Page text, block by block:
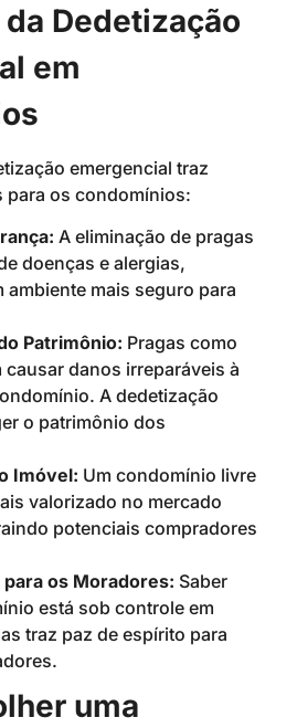
Dedetização
em
emergencial traz
os condomínios:
A eliminação de pragas
doenças e alergias,
ambiente mais seguro para
Patrimônio: Pragas como
danos irreparáveis à
A dedetização
o patrimônio dos
Imóvel: Um condomínio livre
valorizado no mercado
potenciais compradores
os Moradores: Saber
está sob controle em
traz paz de espírito para
uma